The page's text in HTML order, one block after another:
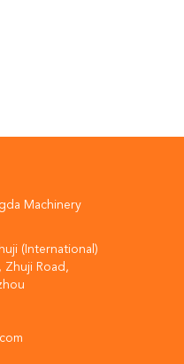
Machinery
(International)
Zhuji Road,